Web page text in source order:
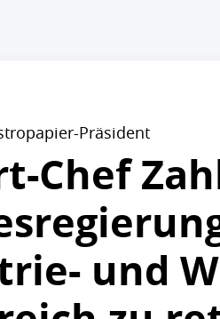
Präsident
Chef
und